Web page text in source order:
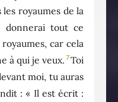
royaumes de la
tout ce
car cela
à qui je veux. 7Toi
moi, tu auras
: « Il est écrit :